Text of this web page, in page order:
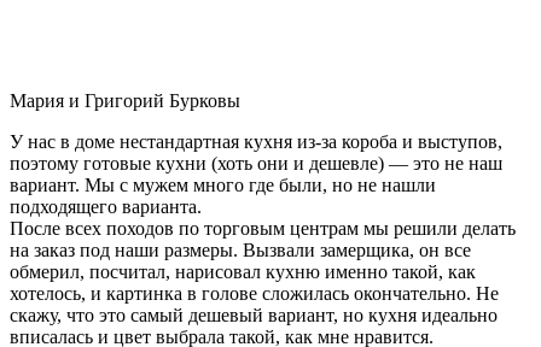
Мария и Григорий Бурковы
У нас в доме нестандартная кухня из-за короба и выступов,
поэтому готовые кухни (хоть они и дешевле) — это не наш
вариант. Мы с мужем много где были, но не нашли
подходящего варианта.
После всех походов по торговым центрам мы решили делать
на заказ под наши размеры. Вызвали замерщика, он все
обмерил, посчитал, нарисовал кухню именно такой, как
хотелось, и картинка в голове сложилась окончательно. Не
скажу, что это самый дешевый вариант, но кухня идеально
вписалась и цвет выбрала такой, как мне нравится.